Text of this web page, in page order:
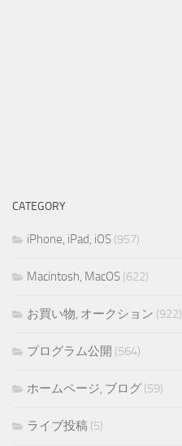
CATEGORY
iPhone, iPad, iOS (957)
Macintosh, MacOS (622)
お買い物, オークション (922)
プログラム公開 (564)
ホームページ, ブログ (59)
ライブ投稿 (5)